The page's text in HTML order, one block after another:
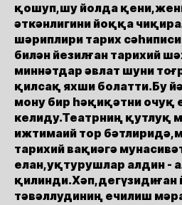
қошуп,шу йолда
әткәнлигини йоққа
шәриплири тарих
билән йезилған тарихий
миннәтдар әвлат шуни
қилсақ яхши болатти.Бу
мону бир һәқиқәтни очуқ
келиду.Театрниң қутлуқ
ижтимаий тор
тарихий вақиәгә
елан,уқтурушлар алдин -
қилинди.Хәп,дегүзидиған
тәвәллудиниң ечилиш